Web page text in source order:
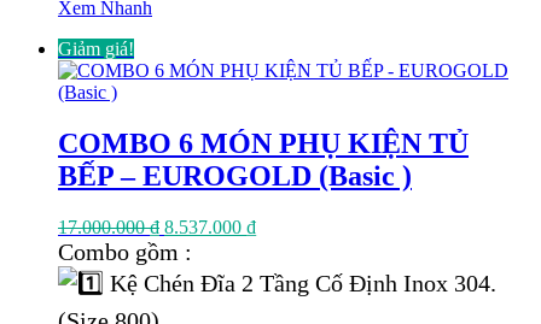
Xem Nhanh
Giảm giá!
COMBO 6 MÓN PHỤ KIỆN TỦ
BẾP – EUROGOLD (Basic )
17.000.000₫ Giá
gốc
17.000.000 ₫.
8.537.000 ₫Giá
là:
Combo gồm :
Kệ Chén Đĩa 2 Tầng Cố Định Inox 304.